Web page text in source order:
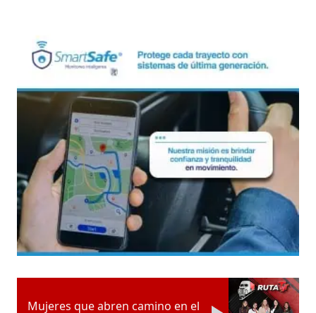
Mujeres que abren camino en el